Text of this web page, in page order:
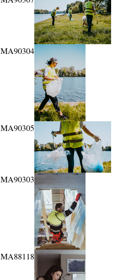
MA90304
MA90305
MA90303
MA88118